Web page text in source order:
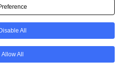
Disable All
Allow All